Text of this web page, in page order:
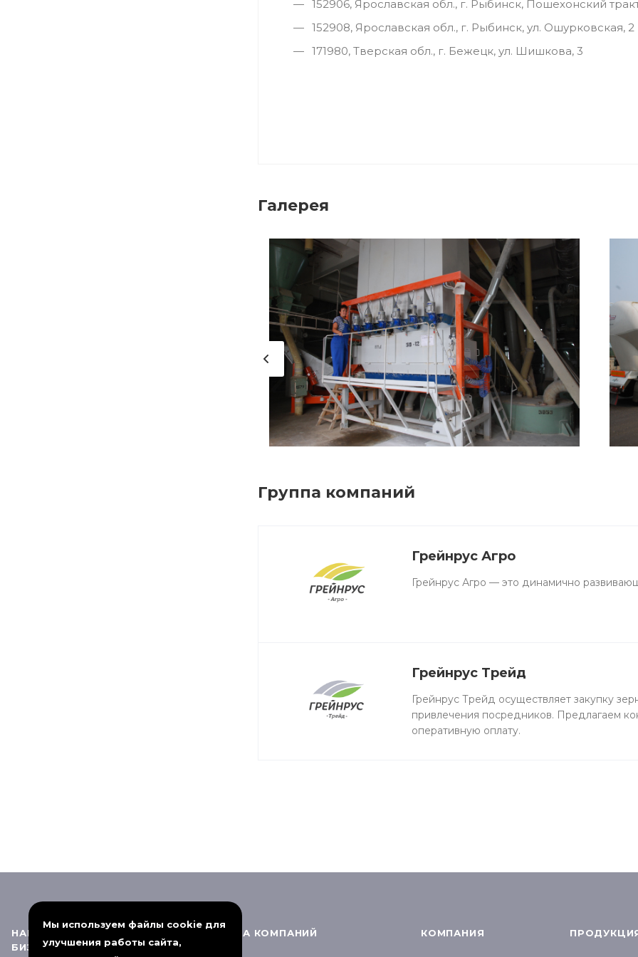
152906, Ярославская обл., г. Рыбинск, Пошехонский
152908, Ярославская обл., г. Рыбинск, ул. Ошурковская, 2
171980, Тверская обл., г. Бежецк, ул. Шишкова, 3
Галерея
Группа компаний
Грейнрус Агро
Грейнрус Агро — это динамично
Грейнрус Трейд
Грейнрус Трейд осуществляет закупку
привлечения посредников. Предлагаем
оперативную оплату.
Мы используем файлы cookie для
улучшения работы сайта,
НАПРАВЛЕНИЯ
БИЗНЕСА
ГРУППА КОМПАНИЙ КОМПАНИЯ